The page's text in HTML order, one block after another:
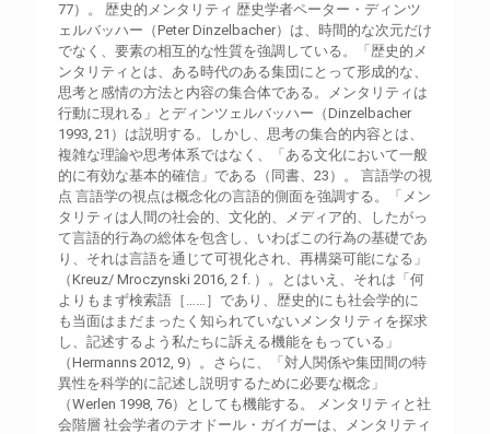
77）。 歴史的メンタリティ 歴史学者ペーター・ディンツ
ェルバッハー（Peter Dinzelbacher）は、時間的な次元だけ
でなく、要素の相互的な性質を強調している。「歴史的メ
ンタリティとは、ある時代のある集団にとって形成的な、
思考と感情の方法と内容の集合体である。メンタリティは
行動に現れる」とディンツェルバッハー（Dinzelbacher
1993, 21）は説明する。しかし、思考の集合的内容とは、
複雑な理論や思考体系ではなく、「ある文化において一般
的に有効な基本的確信」である（同書、23）。 言語学の視
点 言語学の視点は概念化の言語的側面を強調する。「メン
タリティは人間の社会的、文化的、メディア的、したがっ
て言語的行為の総体を包含し、いわばこの行為の基礎であ
り、それは言語を通じて可視化され、再構築可能になる」
（Kreuz/ Mroczynski 2016, 2 f. ）。とはいえ、それは「何
よりもまず検索語［……］であり、歴史的にも社会学的に
も当面はまだまったく知られていないメンタリティを探求
し、記述するよう私たちに訴える機能をもっている」
（Hermanns 2012, 9）。さらに、「対人関係や集団間の特
異性を科学的に記述し説明するために必要な概念」
（Werlen 1998, 76）としても機能する。 メンタリティと社
会階層 社会学者のテオドール・ガイガーは、メンタリティ